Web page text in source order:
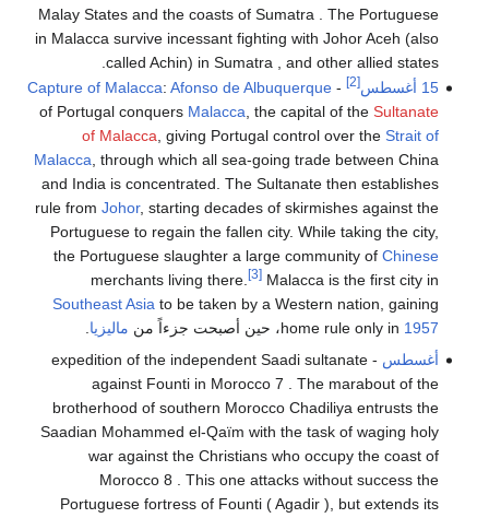
Malay States and the coasts of Sumatra . The Portuguese
in Malacca survive incessant fighting with Johor Aceh (also
called Achin) in Sumatra , and other allied states.
15 أغسطس
[2]
-
Capture of Malacca: Afonso de Albuquerque
of Portugal conquers Malacca , the capital of the Sultanate
of Malacca , giving Portugal control over the Strait of
Malacca , through which all sea-going trade between China
and India is concentrated. The Sultanate then establishes
rule from Johor, starting decades of skirmishes against the
Portuguese to regain the fallen city. While taking the city,
the Portuguese slaughter a large community of Chinese
merchants living there.
[3]Malacca is the first city in
Southeast Asia to be taken by a Western nation, gaining
home rule only in 1957 ، حين أصبحت جزءاً من ماليزيا
أغسطس
- expedition of the independent Saadi sultanate
against Founti in Morocco 7 . The marabout of the
brotherhood of southern Morocco Chadiliya entrusts the
Saadian Mohammed el-Qaïm with the task of waging holy
war against the Christians who occupy the coast of
Morocco 8 . This one attacks without success the
Portuguese fortress of Founti ( Agadir ), but extends its